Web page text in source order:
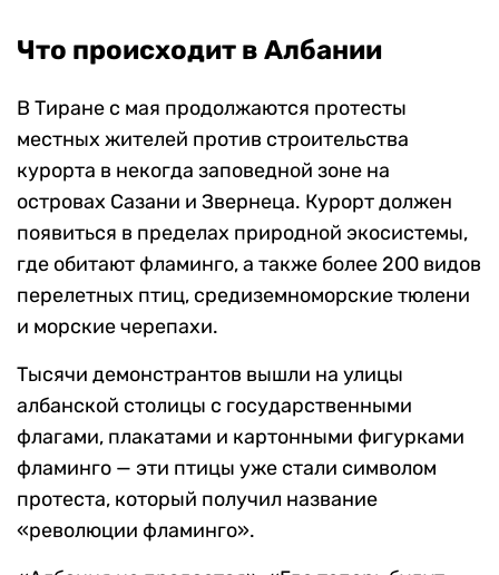
Что происходит в Албании
В Тиране с мая продолжаются протесты
местных жителей против строительства
курорта в некогда заповедной зоне на
островах Сазани и Звернеца. Курорт должен
появиться в пределах природной экосистемы,
где обитают фламинго, а также более 200 видов
перелетных птиц, средиземноморские тюлени
и морские черепахи.
Тысячи демонстрантов вышли на улицы
албанской столицы с государственными
флагами, плакатами и картонными фигурками
фламинго — эти птицы уже стали символом
протеста, который получил название
«революции фламинго».